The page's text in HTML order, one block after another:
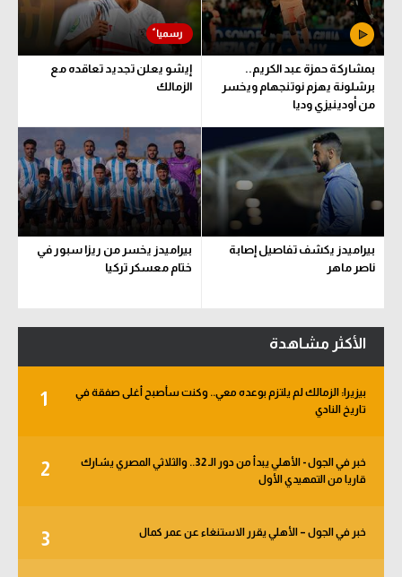
بمشاركة حمزة عبد الكريم..
برشلونة يهزم نوتنجهام ويخسر
من أودينيزي وديا
إيشو يعلن تجديد تعاقده مع
الزمالك
بيراميدز يكشف تفاصيل إصابة
ناصر ماهر
بيراميدز يخسر من ريزا سبور في
ختام معسكر تركيا
الأكثر مشاهدة
1
بيزيرا: الزمالك لم يلتزم بوعده معي.. وكنت سأصبح أغلى صفقة في
تاريخ النادي
2
خبر في الجول - الأهلي يبدأ من دور الـ 32.. والثلاثي المصري يشارك
قاريا من التمهيدي الأول
3 خبر في الجول – الأهلي يقرر الاستنغاء عن عمر كمال